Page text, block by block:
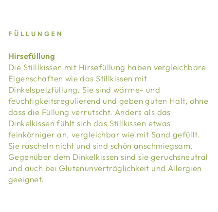
FÜLLUNGEN
Hirsefüllung
Die Stilllkissen mit Hirsefüllung haben vergleichbare
Eigenschaften wie das Stillkissen mit
Dinkelspelzfüllung. Sie sind wärme- und
feuchtigkeitsregulierend und geben guten Halt, ohne
dass die Füllung verrutscht. Anders als das
Dinkelkissen fühlt sich das Stillkissen etwas
feinkörniger an, vergleichbar wie mit Sand gefüllt.
Sie rascheln nicht und sind schön anschmiegsam.
Gegenüber dem Dinkelkissen sind sie geruchsneutral
und auch bei Glutenunverträglichkeit und Allergien
geeignet.